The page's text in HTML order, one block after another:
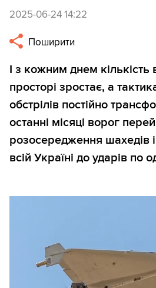
2025-06-24 14:22
Поширити
І з кожним днем кількість
просторі зростає, а
обстрілів постійно
останні місяці ворог
розосередження шахедів і
всій Україні до ударів по